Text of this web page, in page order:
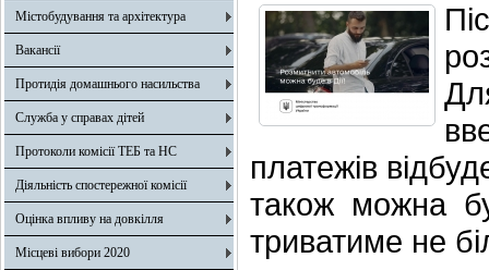
Містобудування та архітектура
Вакансії
Протидія домашнього насильства
Служба у справах дітей
Протоколи комісії ТЕБ та НС
Діяльність спостережної комісії
Оцінка впливу на довкілля
Місцеві вибори 2020
платежів
також можна
триватиме не